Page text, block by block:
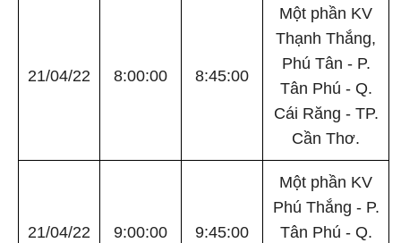
21/04/22 8:00:00 8:45:00
Một phần KV
Thạnh Thắng,
Phú Tân - P.
Tân Phú - Q.
Cái Răng - TP.
Cần Thơ.
21/04/22 9:00:00 9:45:00
Một phần KV
Phú Thắng - P.
Tân Phú - Q.